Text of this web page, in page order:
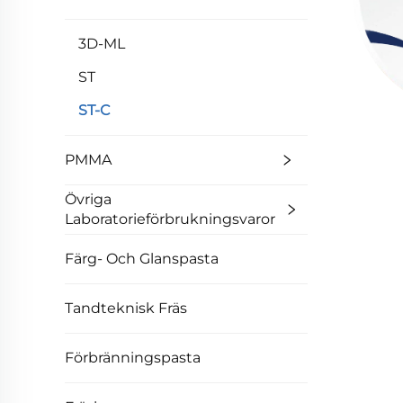
3D-ML
ST
ST-C
PMMA
Övriga
Laboratorieförbrukningsvaror
Färg- Och Glanspasta
Tandteknisk Fräs
Förbränningspasta